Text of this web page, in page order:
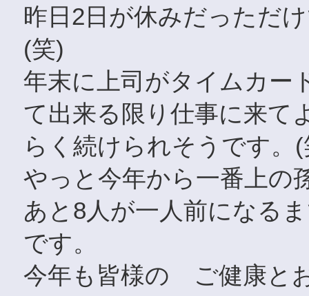
昨日2日が休みだっただ
(笑)
年末に上司がタイムカー
て出来る限り仕事に来て
らく続けられそうです。(
やっと今年から一番上の
あと8人が一人前になる
です。
今年も皆様の ご健康と